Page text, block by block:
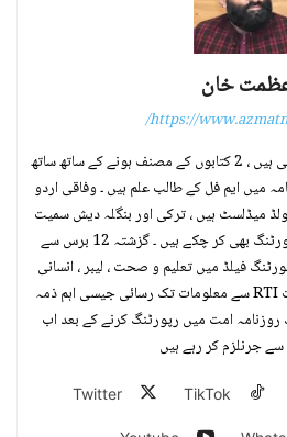
خان
https://
عظمت خان ، کراچی بیسڈ صحافی ہیں ، 2 کتابوں کے مصنف ہونے کے ساتھ ساتھ
میں ایم فل کے طالب علم ہیں ۔ وفاقی اردو
میڈلسٹ ہیں ، ترکی اور بنگلہ دیش سمیت
دیگر بین الاقوامی سطح پر رپورٹنگ بھی کر چکے ہیں ۔ گزشتہ 12 برس سے
فیلڈ میں تعلیم و صحت ، لیبر ، انسانی
حقوق ، اسلامی جماعتوں سمیت RTI سے معلومات تک رسائی جیسی اہم ذمہ
ہیں ۔ 10 برس تک روزنامہ امت میں رپورٹنگ کرنے کے بعد اب
جرنلزم کر رہے ہیں
TikTok
Twitter